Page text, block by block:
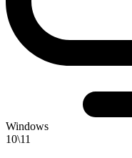
Windows
10\11